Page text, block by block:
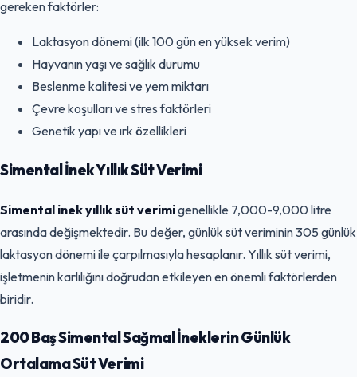
gereken faktörler:
Laktasyon dönemi (ilk 100 gün en yüksek verim)
Hayvanın yaşı ve sağlık durumu
Beslenme kalitesi ve yem miktarı
Çevre koşulları ve stres faktörleri
Genetik yapı ve ırk özellikleri
Simental İnek Yıllık Süt Verimi
Simental inek yıllık süt verimigenellikle 7,000-9,000 litre
arasında değişmektedir. Bu değer, günlük süt veriminin 305 günlük
laktasyon dönemi ile çarpılmasıyla hesaplanır. Yıllık süt verimi,
işletmenin karlılığını doğrudan etkileyen en önemli faktörlerden
biridir.
200 Baş Simental Sağmal İneklerin Günlük
Ortalama Süt Verimi